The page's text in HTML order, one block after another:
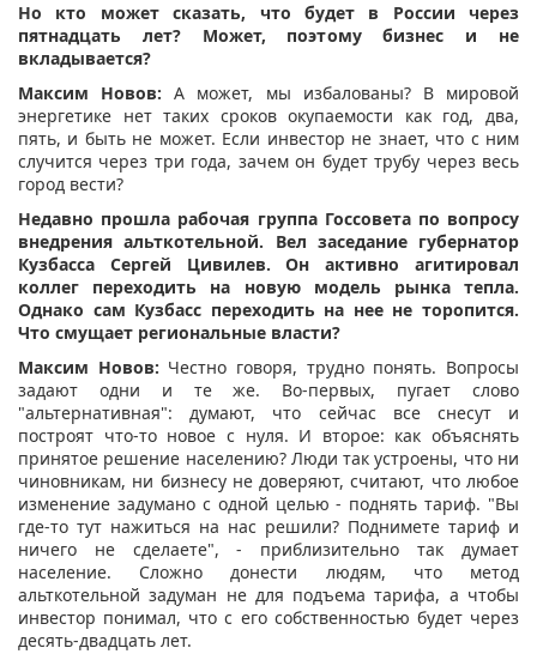
Но кто может сказать, что будет в России через
пятнадцать лет? Может, поэтому бизнес и не
вкладывается?
Максим Новов: А может, мы избалованы? В мировой
энергетике нет таких сроков окупаемости как год, два,
пять, и быть не может. Если инвестор не знает, что с ним
случится через три года, зачем он будет трубу через весь
город вести?
Недавно прошла рабочая группа Госсовета по вопросу
внедрения альткотельной. Вел заседание губернатор
Кузбасса Сергей Цивилев. Он активно агитировал
коллег переходить на новую модель рынка тепла.
Однако сам Кузбасс переходить на нее не торопится.
Что смущает региональные власти?
Максим Новов: Честно говоря, трудно понять. Вопросы
задают одни и те же. Во-первых, пугает слово
"альтернативная": думают, что сейчас все снесут и
построят что-то новое с нуля. И второе: как объяснять
принятое решение населению? Люди так устроены, что ни
чиновникам, ни бизнесу не доверяют, считают, что любое
изменение задумано с одной целью - поднять тариф. "Вы
где-то тут нажиться на нас решили? Поднимете тариф и
ничего не сделаете", - приблизительно так думает
население. Сложно донести людям, что метод
альткотельной задуман не для подъема тарифа, а чтобы
инвестор понимал, что с его собственностью будет через
десять-двадцать лет.